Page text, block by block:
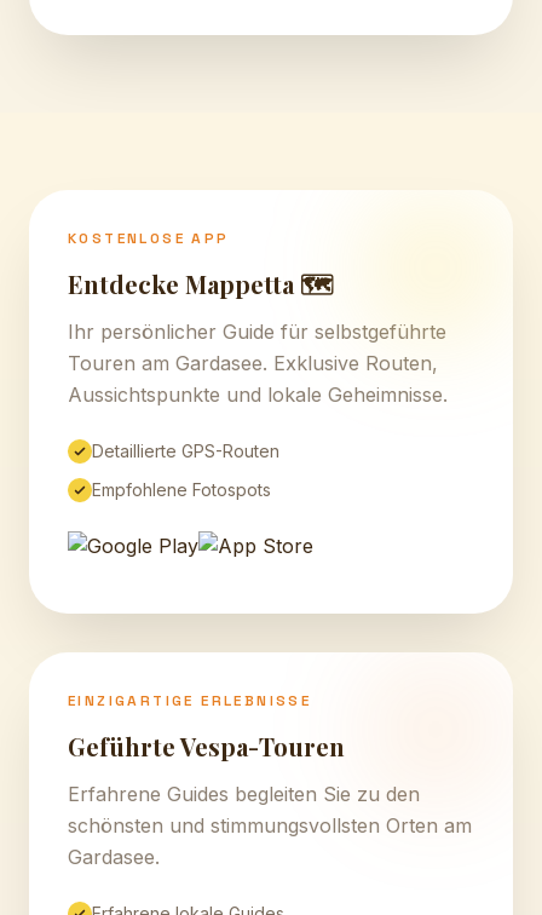
KOSTENLOSE APP
Entdecke Mappetta 🗺️
Ihr persönlicher Guide für selbstgeführte
Touren am Gardasee. Exklusive Routen,
Aussichtspunkte und lokale Geheimnisse.
Detaillierte GPS-Routen
Empfohlene Fotospots
EINZIGARTIGE ERLEBNISSE
Geführte Vespa-Touren
Erfahrene Guides begleiten Sie zu den
schönsten und stimmungsvollsten Orten am
Gardasee.